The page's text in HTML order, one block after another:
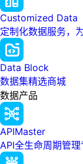
Customized Data
定制化数据服务，
Data Block
数据集精选商城
数据产品
APIMaster
API全生命周期管理